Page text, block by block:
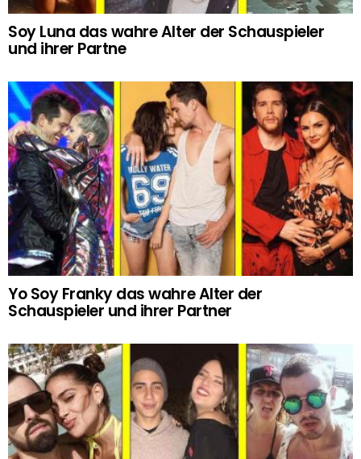
Soy Luna das wahre Alter der Schauspieler
und ihrer Partne
Yo Soy Franky das wahre Alter der
Schauspieler und ihrer Partner